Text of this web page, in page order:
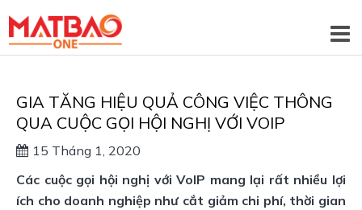
GIA TĂNG HIỆU QUẢ CÔNG VIỆC THÔNG
QUA CUỘC GỌI HỘI NGHỊ VỚI VOIP
15 Tháng 1, 2020
Các cuộc gọi hội nghị với VoIP mang lại rất nhiều lợi
ích cho doanh nghiệp như cắt giảm chi phí, thời gian